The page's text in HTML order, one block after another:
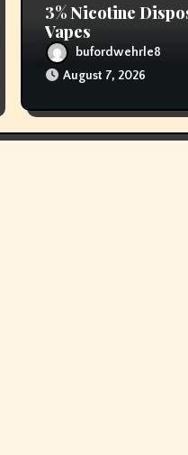
3% Nicotine
Vapes
bufordwehrle8
August 7, 2026